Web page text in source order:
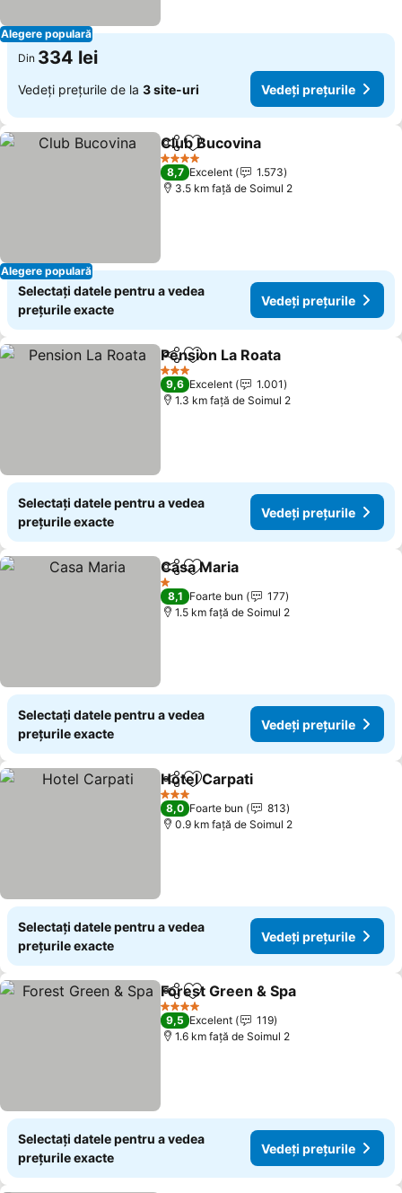
Alegere populară
Din 334 lei
Vedeți prețurile de la 3 site-uri Vedeți prețurile
Alegere populară
DistribuițiAdăugaţi la favorite
Club Bucovina
4 Stele
8,7 Excelent
1.573
3.5 km faţă de Soimul 2
Selectați datele pentru a vedea
prețurile exacte
Vedeți prețurile
DistribuițiAdăugaţi la favorite
Pension La Roata
3 Stele
9,6 Excelent
1.001
1.3 km faţă de Soimul 2
Selectați datele pentru a vedea
prețurile exacte
Vedeți prețurile
DistribuițiAdăugaţi la favorite
Casa Maria
1 Stele
8,1 Foarte bun
177
1.5 km faţă de Soimul 2
Selectați datele pentru a vedea
prețurile exacte
Vedeți prețurile
DistribuițiAdăugaţi la favorite
Hotel Carpati
3 Stele
8,0 Foarte bun
813
0.9 km faţă de Soimul 2
Selectați datele pentru a vedea
prețurile exacte
Vedeți prețurile
DistribuițiAdăugaţi la favorite
Forest Green & Spa
4 Stele
9,5 Excelent
119
1.6 km faţă de Soimul 2
Selectați datele pentru a vedea
prețurile exacte
Vedeți prețurile